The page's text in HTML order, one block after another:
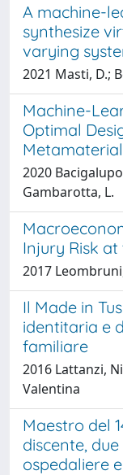
A machine-
synthesize
varying
2021 Masti, D.;
Machine-
Optimal
2020
Gambarotta, L.
Injury Risk
2017
Il Made in
identitaria e
familiare
2016 Lattanzi,
Valentina
Maestro del
discente,
ospedaliere